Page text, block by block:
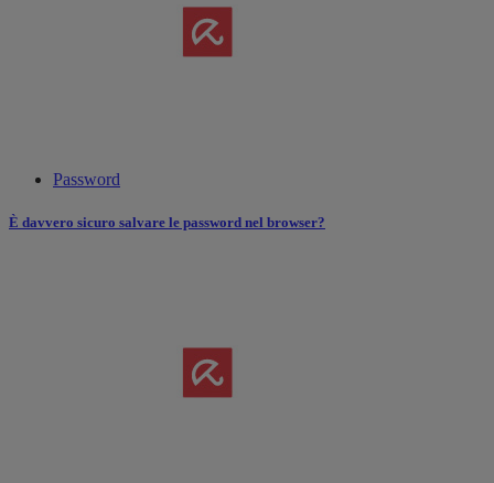
Password
È davvero sicuro salvare le password nel browser?